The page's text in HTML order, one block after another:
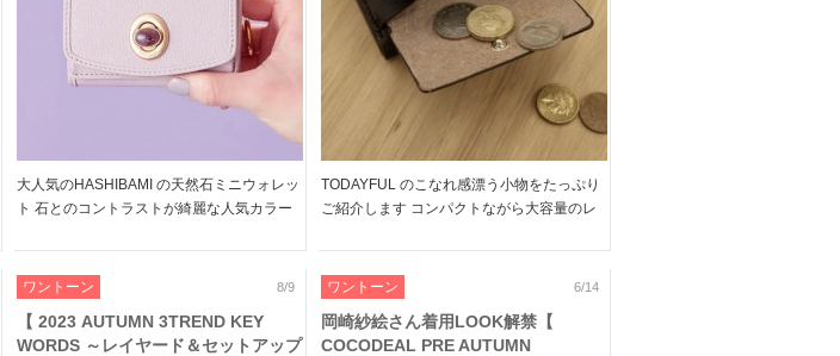
大人気のHASHIBAMI の天然石ミニウォレッ
ト 石とのコントラストが綺麗な人気カラー
る ひとつ一つ異なる天然石デザインが魅力
のお財布 ご自身用にも、贈り物にも喜ばれ
るデザイン& […]
TODAYFUL のこなれ感漂う小物をたっぷり
ご紹介します コンパクトながら大容量のレ
デイリーにプラスするだけでコーデのアクセ
ントにもなる デザイン性×実用性の高いアイ
テムばかり◎ […]
ワントーン 8/9
【 2023 AUTUMN 3TREND KEY
WORDS ～レイヤード＆セットアップ
ワントーン 6/14
岡崎紗絵さん着用LOOK解禁【
COCODEAL PRE AUTUMN